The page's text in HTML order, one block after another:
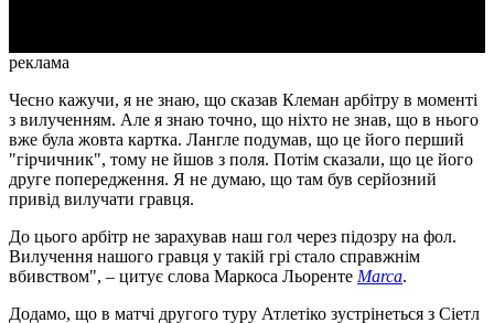
реклама
Чесно кажучи, я не знаю, що сказав Клеман арбітру в моменті
з вилученням. Але я знаю точно, що ніхто не знав, що в нього
вже була жовта картка. Лангле подумав, що це його перший
"гірчичник", тому не йшов з поля. Потім сказали, що це його
друге попередження. Я не думаю, що там був серйозний
привід вилучати гравця.
До цього арбітр не зарахував наш гол через підозру на фол.
Вилучення нашого гравця у такій грі стало справжнім
вбивством", – цитує слова Маркоса Льоренте Marca.
Додамо, що в матчі другого туру Атлетіко зустрінеться з Сіетл